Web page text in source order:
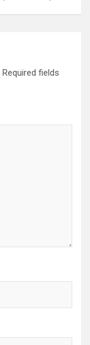
Required fields